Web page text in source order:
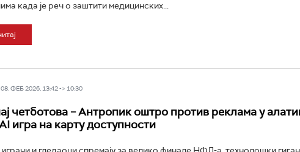
када је реч о заштити медицинских...
ФЕБ 2026, 13:42 -> 10:30
четботова – Антропик оштро против реклама у
игра на карту доступности